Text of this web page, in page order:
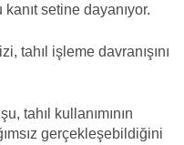
setine dayanıyor.
tahıl işleme davranışını
tahıl kullanımının
gerçekleşebildiğini